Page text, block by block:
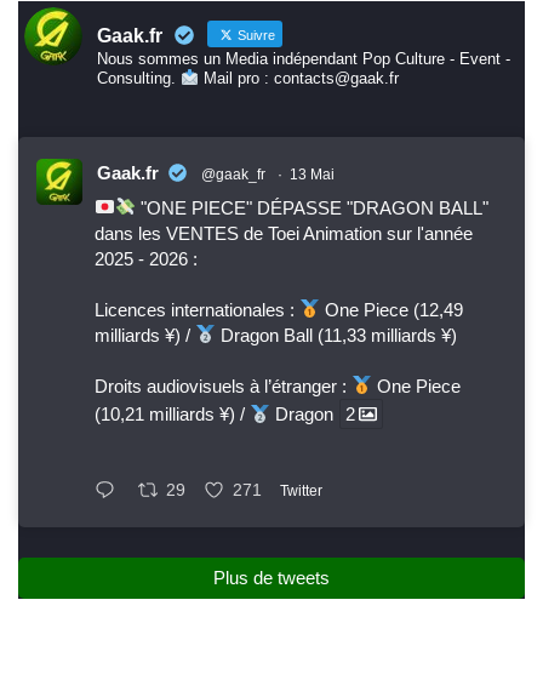
Gaak.fr Suivre
Nous sommes un Media indépendant Pop Culture - Event -
Consulting.
Mail pro : contacts@gaak.fr
Gaak.fr @gaak_fr · 13 Mai
"ONE PIECE" DÉPASSE "DRAGON BALL"
dans les VENTES de Toei Animation sur l'année
2025 - 2026 :
Licences internationales :
One Piece (12,49
milliards ¥) /
Dragon Ball (11,33 milliards ¥)
Droits audiovisuels à l’étranger :
One Piece
(10,21 milliards ¥) /
Dragon 2
29 271 Twitter
Plus de tweets